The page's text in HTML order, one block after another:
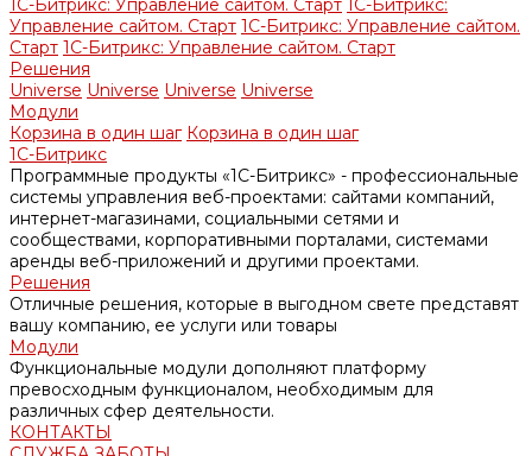
1С-Битрикс: Управление сайтом. Старт 1С-Битрикс:
Управление сайтом. Старт 1С-Битрикс: Управление сайтом.
Старт 1С-Битрикс: Управление сайтом. Старт
Решения
Universe Universe Universe Universe
Модули
Корзина в один шаг Корзина в один шаг
1С-Битрикс
Программные продукты «1С-Битрикс» - профессиональные
системы управления веб-проектами: сайтами компаний,
интернет-магазинами, социальными сетями и
сообществами, корпоративными порталами, системами
аренды веб-приложений и другими проектами.
Решения
Отличные решения, которые в выгодном свете представят
вашу компанию, ее услуги или товары
Модули
Функциональные модули дополняют платформу
превосходным функционалом, необходимым для
различных сфер деятельности.
КОНТАКТЫ